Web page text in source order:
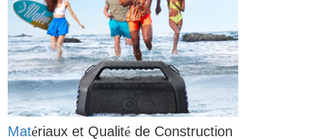
Matériaux et Qualité de Construction